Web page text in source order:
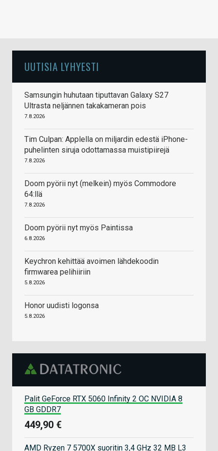
UUTISIA LYHYESTI
Samsungin huhutaan tiputtavan Galaxy S27
Ultrasta neljännen takakameran pois
7.8.2026
Tim Culpan: Applella on miljardin edestä iPhone-
puhelinten siruja odottamassa muistipiirejä
7.8.2026
Doom pyörii nyt (melkein) myös Commodore
64:llä
7.8.2026
Doom pyörii nyt myös Paintissa
6.8.2026
Keychron kehittää avoimen lähdekoodin
firmwarea pelihiiriin
5.8.2026
Honor uudisti logonsa
5.8.2026
Palit GeForce RTX 5060 Infinity 2 OC NVIDIA 8
GB GDDR7
449,90 €
AMD Ryzen 7 5700X suoritin 3,4 GHz 32 MB L3